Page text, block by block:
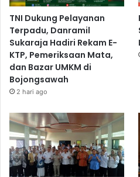
TNI Dukung Pelayanan
Terpadu, Danramil
Sukaraja Hadiri Rekam E-
KTP, Pemeriksaan Mata,
dan Bazar UMKM di
Bojongsawah
2 hari ago